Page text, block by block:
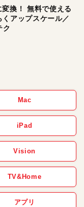
換！ 無料で使える
アップスケール／
ク
Mac
iPad
Vision
TV&Home
アプリ